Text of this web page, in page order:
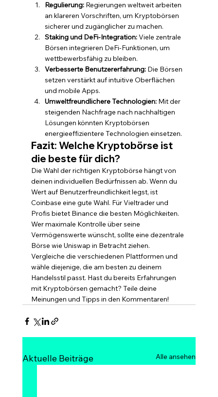
Regulierung: Regierungen weltweit arbeiten
an klareren Vorschriften, um Kryptobörsen
sicherer und zugänglicher zu machen.
Staking und DeFi-Integration: Viele zentrale
Börsen integrieren DeFi-Funktionen, um
wettbewerbsfähig zu bleiben.
Verbesserte Benutzererfahrung: Die Börsen
setzen verstärkt auf intuitive Oberflächen
und mobile Apps.
Umweltfreundlichere Technologien: Mit der
steigenden Nachfrage nach nachhaltigen
Lösungen könnten Kryptobörsen
energieeffizientere Technologien einsetzen.
Fazit: Welche Kryptobörse ist
die beste für dich?
Die Wahl der richtigen Kryptobörse hängt von
deinen individuellen Bedürfnissen ab. Wenn du
Wert auf Benutzerfreundlichkeit legst, ist
Coinbase eine gute Wahl. Für Vieltrader und
Profis bietet Binance die besten Möglichkeiten.
Wer maximale Kontrolle über seine
Vermögenswerte wünscht, sollte eine dezentrale
Börse wie Uniswap in Betracht ziehen.
Vergleiche die verschiedenen Plattformen und
wähle diejenige, die am besten zu deinem
Handelsstil passt. Hast du bereits Erfahrungen
mit Kryptobörsen gemacht? Teile deine
Meinungen und Tipps in den Kommentaren!
Aktuelle Beiträge Alle ansehen